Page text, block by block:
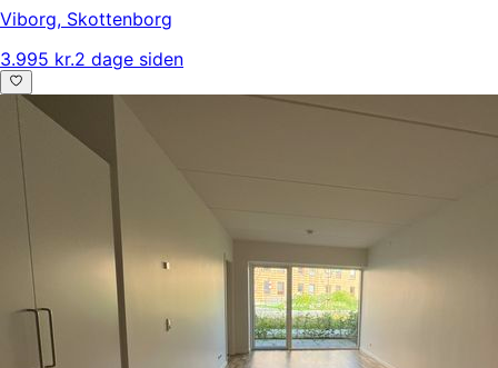
Viborg, Skottenborg
3.995 kr.2 dage siden